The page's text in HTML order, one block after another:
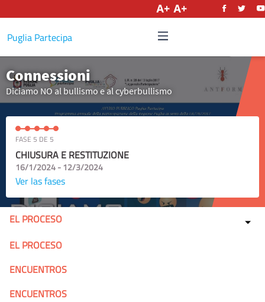
Puglia Partecipa
Connessioni
Diciamo NO al bullismo e al cyberbullismo
FASE 5 DE 5
CHIUSURA E RESTITUZIONE
16/1/2024 - 12/3/2024
Ver las fases
EL PROCESO
EL PROCESO
ENCUENTROS
ENCUENTROS